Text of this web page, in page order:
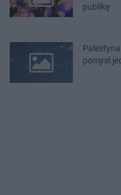
publikę
pomysł